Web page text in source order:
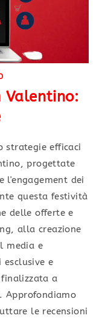
Valentino:
strategie efficaci
progettate
l'engagement dei
questa festività
delle offerte e
alla creazione
media e
e
a
Approfondiamo
le recensioni